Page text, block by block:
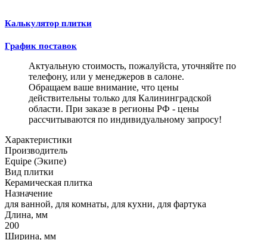
Калькулятор плитки
График поставок
Актуальную стоимость, пожалуйста, уточняйте по
телефону, или у менеджеров в салоне.
Обращаем ваше внимание, что цены
действительны только для Калининградской
области. При заказе в регионы РФ - цены
рассчитываются по индивидуальному запросу!
Характеристики
Производитель
Equipe (Экипе)
Вид плитки
Керамическая плитка
Назначение
для ванной, для комнаты, для кухни, для фартука
Длина, мм
200
Ширина, мм